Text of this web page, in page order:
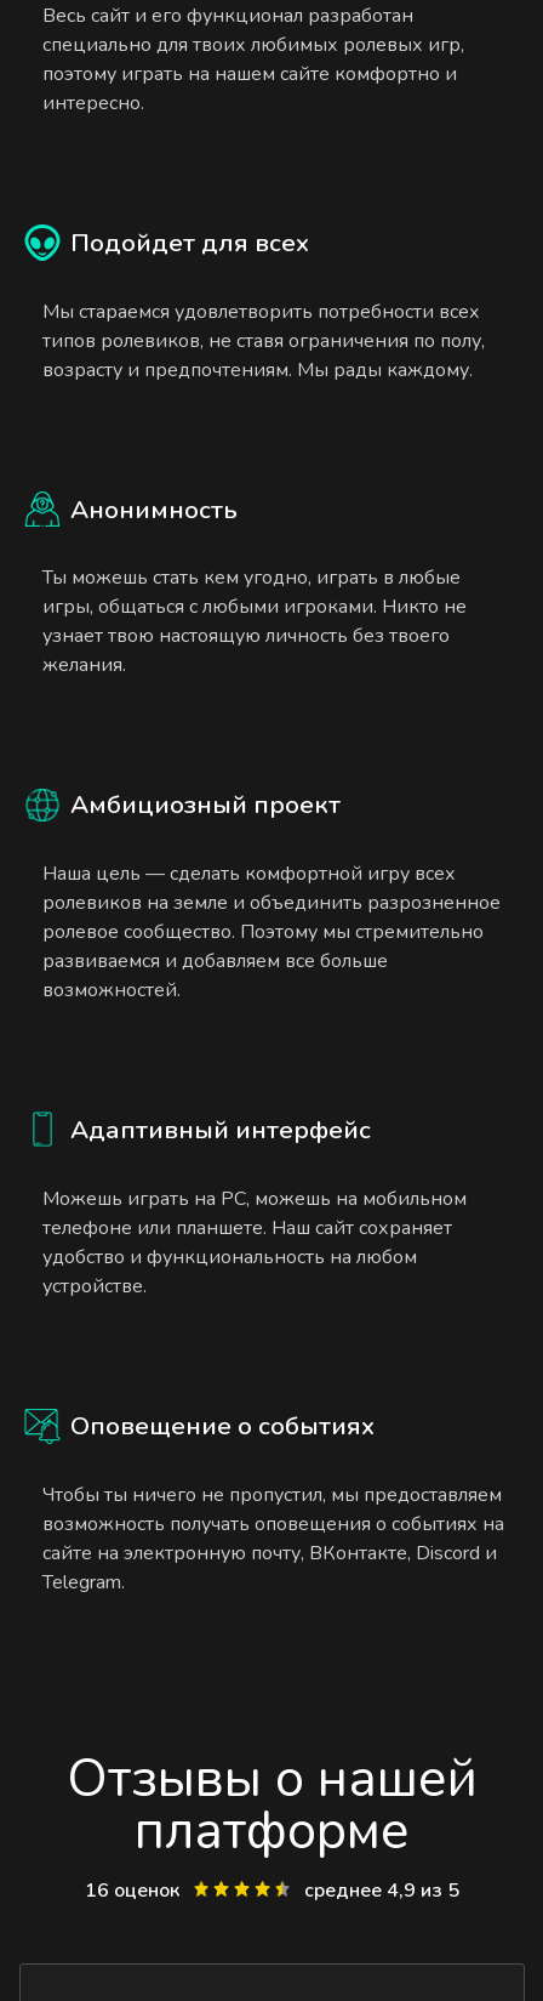
Весь сайт и его функционал разработан
специально для твоих любимых ролевых игр,
поэтому играть на нашем сайте комфортно и
интересно.
Подойдет для всех
Мы стараемся удовлетворить потребности всех
типов ролевиков, не ставя ограничения по полу,
возрасту и предпочтениям. Мы рады каждому.
Анонимность
Ты можешь стать кем угодно, играть в любые
игры, общаться с любыми игроками. Никто не
узнает твою настоящую личность без твоего
желания.
Амбициозный проект
Наша цель — сделать комфортной игру всех
ролевиков на земле и объединить разрозненное
ролевое сообщество. Поэтому мы стремительно
развиваемся и добавляем все больше
возможностей.
Адаптивный интерфейс
Можешь играть на PC, можешь на мобильном
телефоне или планшете. Наш сайт сохраняет
удобство и функциональность на любом
устройстве.
Оповещение о событиях
Чтобы ты ничего не пропустил, мы предоставляем
возможность получать оповещения о событиях на
сайте на электронную почту, ВКонтакте, Discord и
Telegram.
Отзывы о нашей
платформе
16 оценок среднее 4,9 из 5